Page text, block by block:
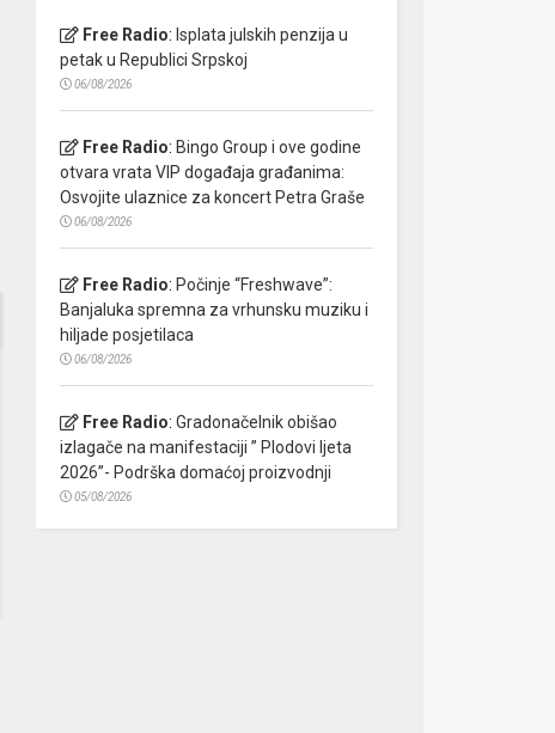
Free Radio: Isplata julskih penzija u
petak u Republici Srpskoj
06/08/2026
Free Radio: Bingo Group i ove godine
otvara vrata VIP događaja građanima:
Osvojite ulaznice za koncert Petra Graše
06/08/2026
Free Radio: Počinje “Freshwave”:
Banjaluka spremna za vrhunsku muziku i
hiljade posjetilaca
06/08/2026
Free Radio: Gradonačelnik obišao
izlagače na manifestaciji ” Plodovi ljeta
2026”- Podrška domaćoj proizvodnji
05/08/2026